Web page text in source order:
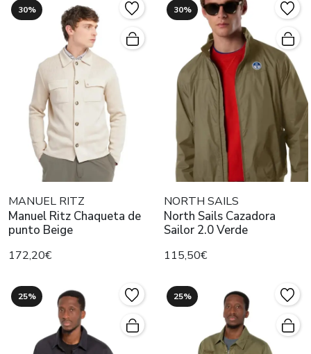
30%
MANUEL RITZ
Manuel Ritz Chaqueta de
punto Beige
172,20€
30%
NORTH SAILS
North Sails Cazadora
Sailor 2.0 Verde
115,50€
25% 25%